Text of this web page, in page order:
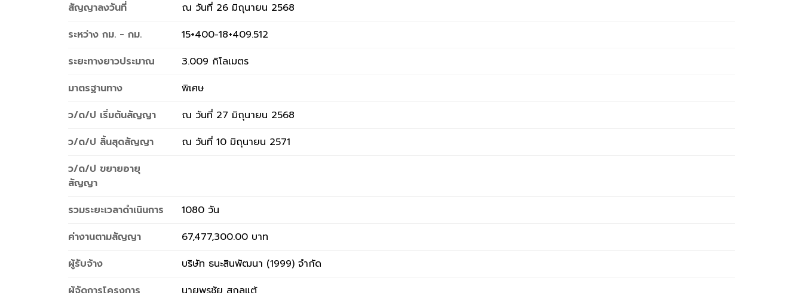
สัญญาลงวันที่
ณ วันที่ 26 มิถุนายน 2568
ระหว่าง กม. - กม.
15+400-18+409.512
ระยะทางยาวประมาณ
3.009 กิโลเมตร
มาตรฐานทาง
พิเศษ
ว/ด/ป เริ่มต้นสัญญา
ณ วันที่ 27 มิถุนายน 2568
ว/ด/ป สิ้นสุดสัญญา
ณ วันที่ 10 มิถุนายน 2571
ว/ด/ป ขยายอายุ
สัญญา
รวมระยะเวลาดำเนินการ
1080 วัน
ค่างานตามสัญญา
67,477,300.00 บาท
ผู้รับจ้าง
บริษัท ธนะสินพัฒนา (1999) จำกัด